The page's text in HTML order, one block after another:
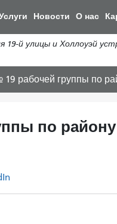
к
Новости О нас
улицы и Холлоуэй
19 рабочей группы по
по